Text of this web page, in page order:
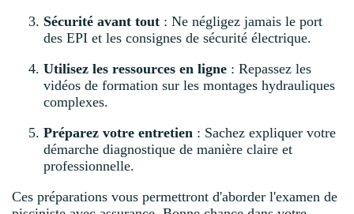
Sécurité avant tout : Ne négligez jamais le port
des EPI et les consignes de sécurité électrique.
Utilisez les ressources en ligne : Repassez les
vidéos de formation sur les montages hydrauliques
complexes.
Préparez votre entretien : Sachez expliquer votre
démarche diagnostique de manière claire et
professionnelle.
Ces préparations vous permettront d'aborder l'examen de